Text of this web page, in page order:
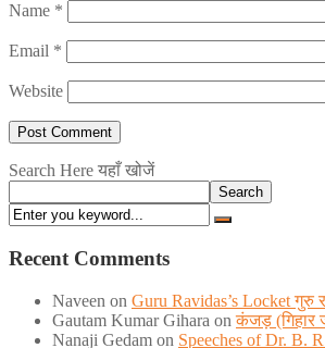
Name *
Email *
Website
Search Here यहाँ खोजें
Search
Recent Comments
Naveen on Guru Ravidas’s Locket गुरु
Gautam Kumar Gihara onकंजड़ (गिहार
Nanaji Gedam on Speeches of Dr. B.